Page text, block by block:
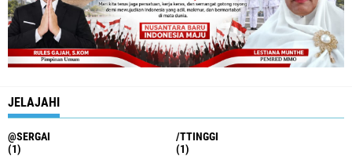
JELAJAHI
@SERGAI
(1)
/TTINGGI
(1)